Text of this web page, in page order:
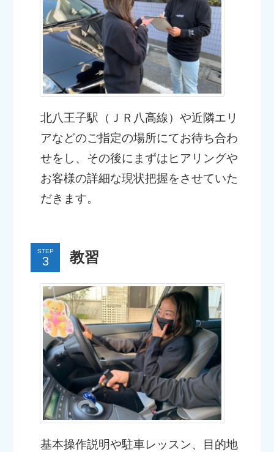
北八王子駅（ＪＲ八高線）や近隣エリ
アなどのご指定の場所にてお待ち合わ
せをし、その後にまずはヒアリングや
お客様の詳細な現状把握をさせていた
だきます。
STEP 教習
基本操作説明や駐車レッスン、目的地